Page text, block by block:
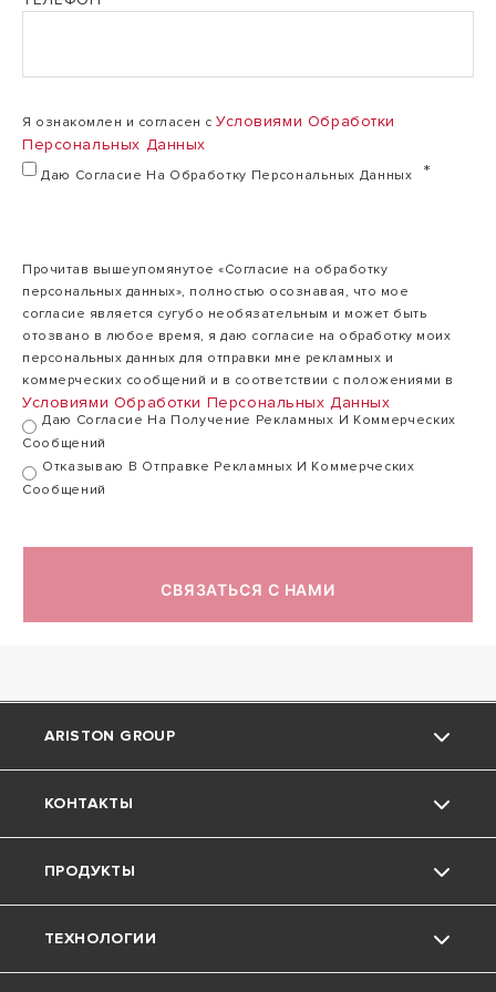
Я ознакомлен и согласен с Условиями Обработки
Персональных Данных
Даю Согласие На Обработку Персональных Данных
Прочитав вышеупомянутое «Согласие на обработку
персональных данных», полностью осознавая, что мое
согласие является сугубо необязательным и может быть
отозвано в любое время, я даю согласие на обработку моих
персональных данных для отправки мне рекламных и
коммерческих сообщений и в соответствии с положениями в
Условиями Обработки Персональных Данных
Даю Согласие На Получение Рекламных И Коммерческих
Сообщений
Отказываю В Отправке Рекламных И Коммерческих
Сообщений
СВЯЗАТЬСЯ С НАМИ
ARISTON GROUP
О компании Ariston
Группа
Карьера
КОНТАКТЫ
Поддержка
Скачать Документы
ПРОДУКТЫ
Котлы
ТЕХНОЛОГИИ